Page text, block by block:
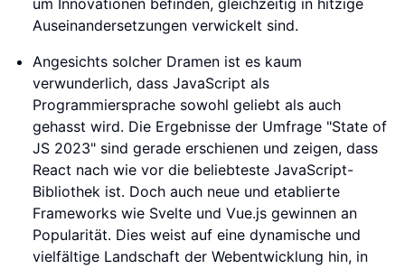
um Innovationen befinden, gleichzeitig in hitzige
Auseinandersetzungen verwickelt sind.
Angesichts solcher Dramen ist es kaum
verwunderlich, dass JavaScript als
Programmiersprache sowohl geliebt als auch
gehasst wird. Die Ergebnisse der Umfrage "State of
JS 2023" sind gerade erschienen und zeigen, dass
React nach wie vor die beliebteste JavaScript-
Bibliothek ist. Doch auch neue und etablierte
Frameworks wie Svelte und Vue.js gewinnen an
Popularität. Dies weist auf eine dynamische und
vielfältige Landschaft der Webentwicklung hin, in